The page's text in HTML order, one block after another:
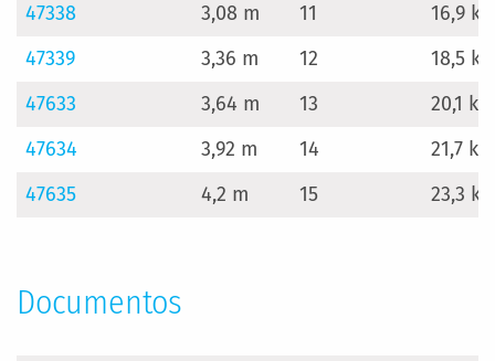
47338
3,08 m 11
16,9 kg
47339
3,36 m 12
18,5 kg
47633
3,64 m 13
20,1 kg
47634
3,92 m 14
21,7 kg
47635
4,2 m 15 23,3 kg
Documentos